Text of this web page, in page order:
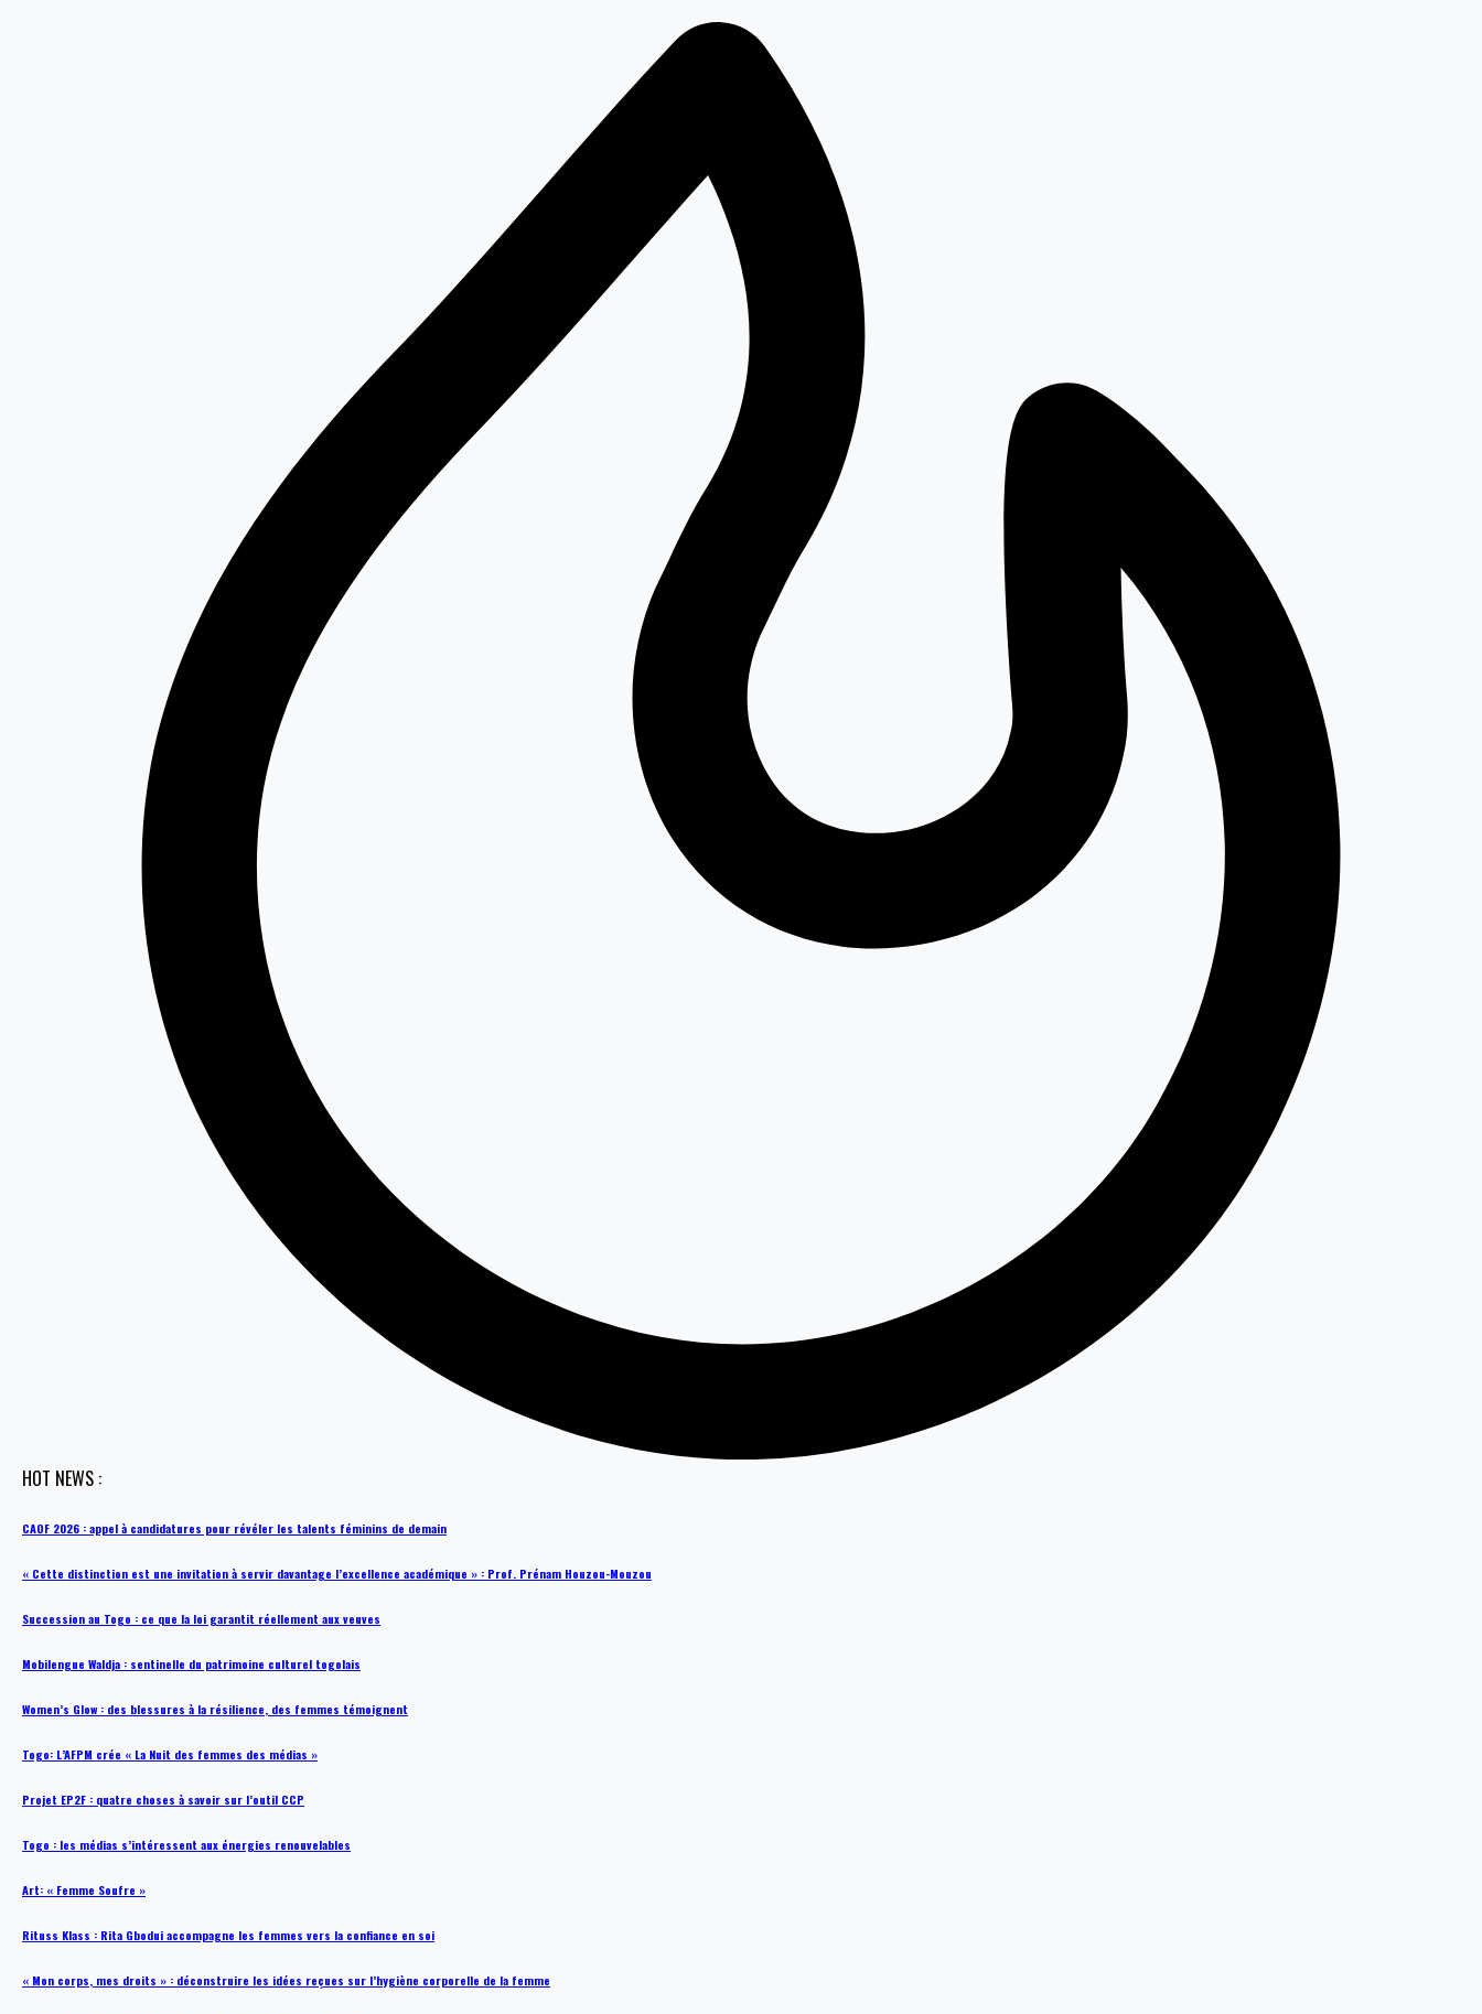
HOT NEWS :
CAOF 2026 : appel à candidatures pour révéler les talents féminins de demain
« Cette distinction est une invitation à servir davantage l’excellence académique » : Prof. Prénam Houzou-Mouzou
Succession au Togo : ce que la loi garantit réellement aux veuves
Mobilengue Waldja : sentinelle du patrimoine culturel togolais
Women’s Glow : des blessures à la résilience, des femmes témoignent
Togo: L’AFPM crée « La Nuit des femmes des médias »
Projet EP2F : quatre choses à savoir sur l’outil CCP
Togo : les médias s’intéressent aux énergies renouvelables
Art: « Femme Soufre »
Rituss Klass : Rita Gbodui accompagne les femmes vers la confiance en soi
« Mon corps, mes droits » : déconstruire les idées reçues sur l’hygiène corporelle de la femme